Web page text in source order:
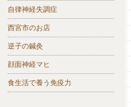
自律神経失調症
西宮市のお店
逆子の鍼灸
顔面神経マヒ
食生活で養う免疫力